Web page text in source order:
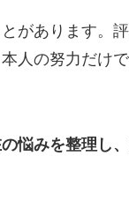
があります。
人の努力だけ
悩みを整理し